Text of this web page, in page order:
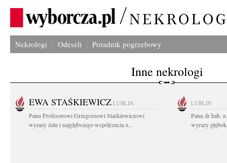
Nekrologi Odeszli Poradnik pogrzebowy
Inne nekrologi
EWA STAŚKIEWICZ LUBLIN
Panu Profesorowi Grzegorzowi Staśkiewiczowi
wyrazy żalu i najgłębszego współczucia z...
LUBLIN
Panu dr hab.
wyrazy